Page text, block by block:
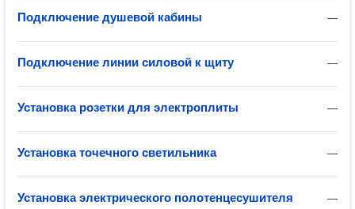
—
Подключение душевой кабины
—
Подключение линии силовой к щиту
—
Установка розетки для электроплиты
—
Установка точечного светильника
—
Установка электрического полотенцесушителя